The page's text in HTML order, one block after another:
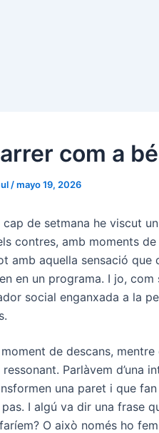
com a
/mayo 19, 2026
cap de setmana he viscut
contres, amb moments
amb aquella sensació que
en un programa. I jo,
social enganxada a la
de descans,
Parlàvem d’una
una paret i que
I algú va dir una frase
O això només ho